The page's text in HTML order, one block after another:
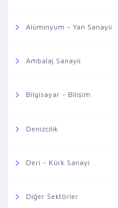
Alüminyum - Yan Sanayii
Ambalaj Sanayii
Bilgisayar - Bilişim
Denizcilik
Deri - Kürk Sanayi
Diğer Sektörler